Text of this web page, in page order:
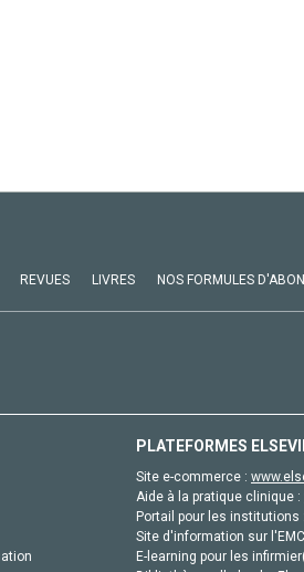
REVUES LIVRES NOS FORMULES
PLATEFORMES
Site e-commerce :
Aide à la pratique clinique :
Portail pour les institutions :
Site d'information sur
E-learning pour les